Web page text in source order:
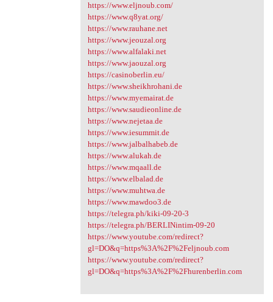
https://www.eljnoub.com/
https://www.q8yat.org/
https://www.rauhane.net
https://www.jeouzal.org
https://www.alfalaki.net
https://www.jaouzal.org
https://casinoberlin.eu/
https://www.sheikhrohani.de
https://www.myemairat.de
https://www.saudieonline.de
https://www.nejetaa.de
https://www.iesummit.de
https://www.jalbalhabeb.de
https://www.alukah.de
https://www.mqaall.de
https://www.elbalad.de
https://www.muhtwa.de
https://www.mawdoo3.de
https://telegra.ph/kiki-09-20-3
https://telegra.ph/BERLINintim-09-20
https://www.youtube.com/redirect?
gl=DO&q=https%3A%2F%2Feljnoub.com
https://www.youtube.com/redirect?
gl=DO&q=https%3A%2F%2Fhurenberlin.com